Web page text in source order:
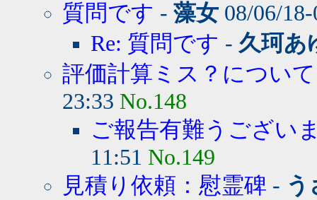
質問です - 藻女 08/06/
Re: 質問です - 久珂あ
評価計算ミス？について
23:33 No.148
ご報告有難うござい
11:51 No.149
見積り依頼：慰霊碑 -